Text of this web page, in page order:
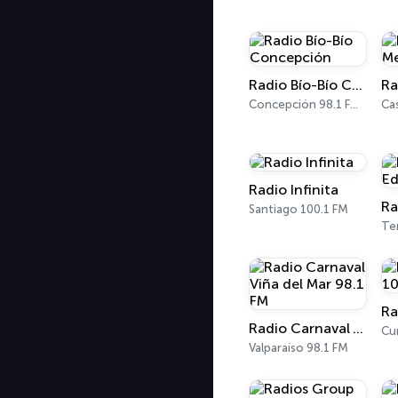
Radio Bío-Bío Concepción
Concepción 98.1 FM - 620 AM
Radio Infinita
Santiago 100.1 FM
Radio Carnaval Viña del Mar 98.1 FM
Valparaíso 98.1 FM